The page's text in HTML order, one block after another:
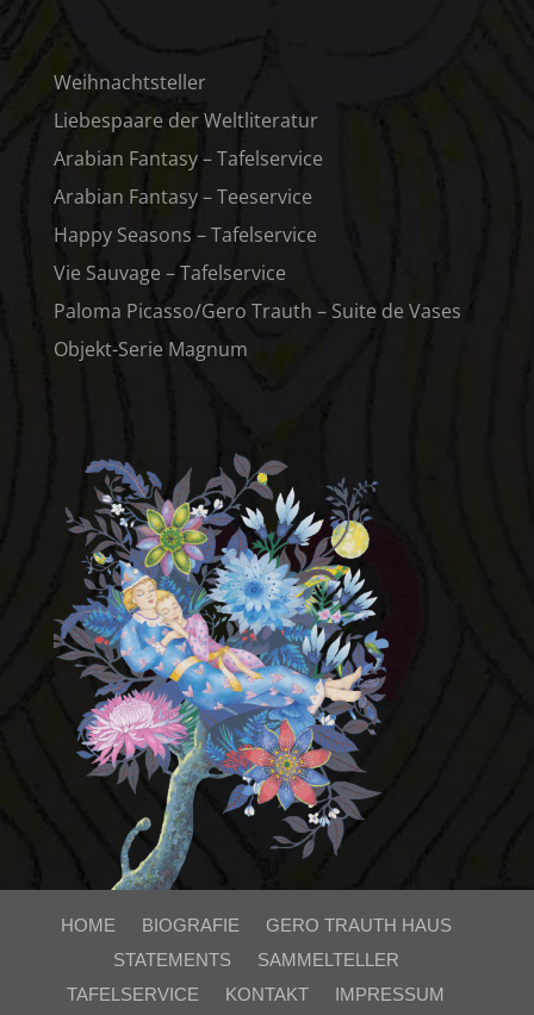
Weihnachtsteller
Liebespaare der Weltliteratur
Arabian Fantasy – Tafelservice
Arabian Fantasy – Teeservice
Happy Seasons – Tafelservice
Vie Sauvage – Tafelservice
Paloma Picasso/Gero Trauth – Suite de Vases
Objekt-Serie Magnum
HOME BIOGRAFIE
GERO TRAUTH HAUS
STATEMENTS
SAMMELTELLER
TAFELSERVICE
KONTAKT IMPRESSUM